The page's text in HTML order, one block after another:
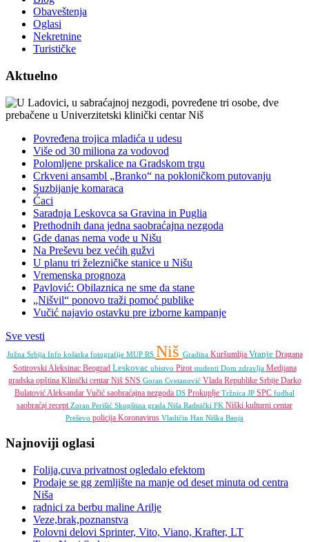
Obaveštenja
Oglasi
Nekretnine
Turističke
Aktuelno
Povređena trojica mladića u udesu
Više od 30 miliona za vodovod
Polomljene prskalice na Gradskom trgu
Crkveni ansambl „Branko“ na pokloničkom putovanju
Suzbijanje komaraca
Ćaci
Saradnja Leskovca sa Gravina in Puglia
Prethodnih dana jedna saobraćajna nezgoda
Gde danas nema vode u Nišu
Na Preševu bez većih gužvi
U planu tri železničke stanice u Nišu
Vremenska prognoza
Pavlović: Obilaznica ne sme da stane
„Nišvil“ ponovo traži pomoć publike
Vučić najavio ostavku pre izborne kampanje
Sve vesti
Južna Srbija Info košarka fotografije MUP RS Niš Gradina Kuršumlija Vranje Dragana
Sotirovski Aleksinac Beograd Leskovac ubistvo Pirot studenti Dom zdravlja Medijana
gradska opština Klinički centar Niš SNS Goran Cvetanović Vlada Republike Srbije Darko
Bulatović Aleksandar Vučić saobraćajna nezgoda DS Prokuplje Tržnica JP SPC fudbal
saobraćaj recept Zoran Perišić Skupština grada Niša Radnički FK Niški kulturni centar
Preševo policija Koronavirus Vladičin Han Niška Banja
Najnoviji oglasi
Folija,cuva privatnost ogledalo efektom
Prodaje se gg zemljište na manje od deset minuta od centra
Niša
radnici za berbu maline Arilje
Veze,brak,poznanstva
Polovni delovi Sprinter, Vito, Viano, Krafter, LT